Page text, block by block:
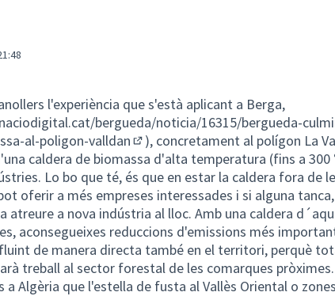
l'experiència que s'està aplicant a Berga,
bergueda/noticia/16315/bergueda-
al-poligon-valldan
(Enllaç extern)
), concretament al polígon La
caldera de biomassa d'alta temperatura (fins a 300
Lo bo que té, és que en estar la caldera fora de
oferir a més empreses interessades i si alguna
atreure a nova indústria al lloc. Amb una caldera
aconsegueixes reduccions d'emissions més
de manera directa també en el territori, perquè
treball al sector forestal de les comarques
a Algèria que l'estella de fusta al Vallès Oriental o